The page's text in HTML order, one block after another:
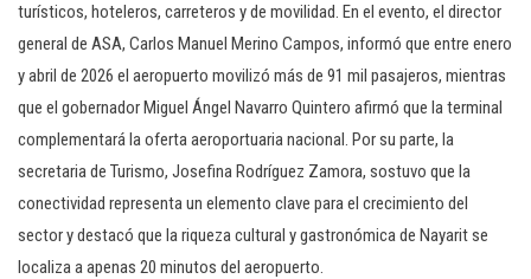
turísticos, hoteleros, carreteros y de movilidad. En el evento, el director
general de ASA, Carlos Manuel Merino Campos, informó que entre enero
y abril de 2026 el aeropuerto movilizó más de 91 mil pasajeros, mientras
que el gobernador Miguel Ángel Navarro Quintero afirmó que la terminal
complementará la oferta aeroportuaria nacional. Por su parte, la
secretaria de Turismo, Josefina Rodríguez Zamora, sostuvo que la
conectividad representa un elemento clave para el crecimiento del
sector y destacó que la riqueza cultural y gastronómica de Nayarit se
localiza a apenas 20 minutos del aeropuerto.